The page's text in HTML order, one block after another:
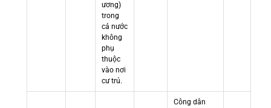
ương)
trong
cả nước
không
phụ
thuộc
vào nơi
cư trú.
Công dân